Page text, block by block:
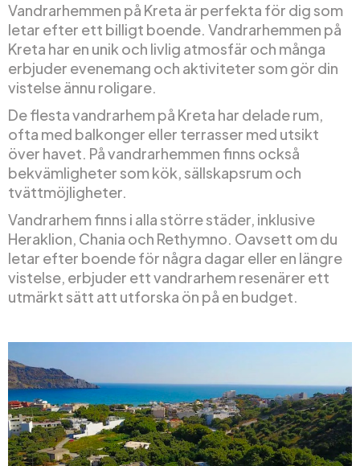
Vandrarhemmen på Kreta är perfekta för dig som
letar efter ett billigt boende. Vandrarhemmen på
Kreta har en unik och livlig atmosfär och många
erbjuder evenemang och aktiviteter som gör din
vistelse ännu roligare.
De flesta vandrarhem på Kreta har delade rum,
ofta med balkonger eller terrasser med utsikt
över havet. På vandrarhemmen finns också
bekvämligheter som kök, sällskapsrum och
tvättmöjligheter.
Vandrarhem finns i alla större städer, inklusive
Heraklion, Chania och Rethymno. Oavsett om du
letar efter boende för några dagar eller en längre
vistelse, erbjuder ett vandrarhem resenärer ett
utmärkt sätt att utforska ön på en budget.